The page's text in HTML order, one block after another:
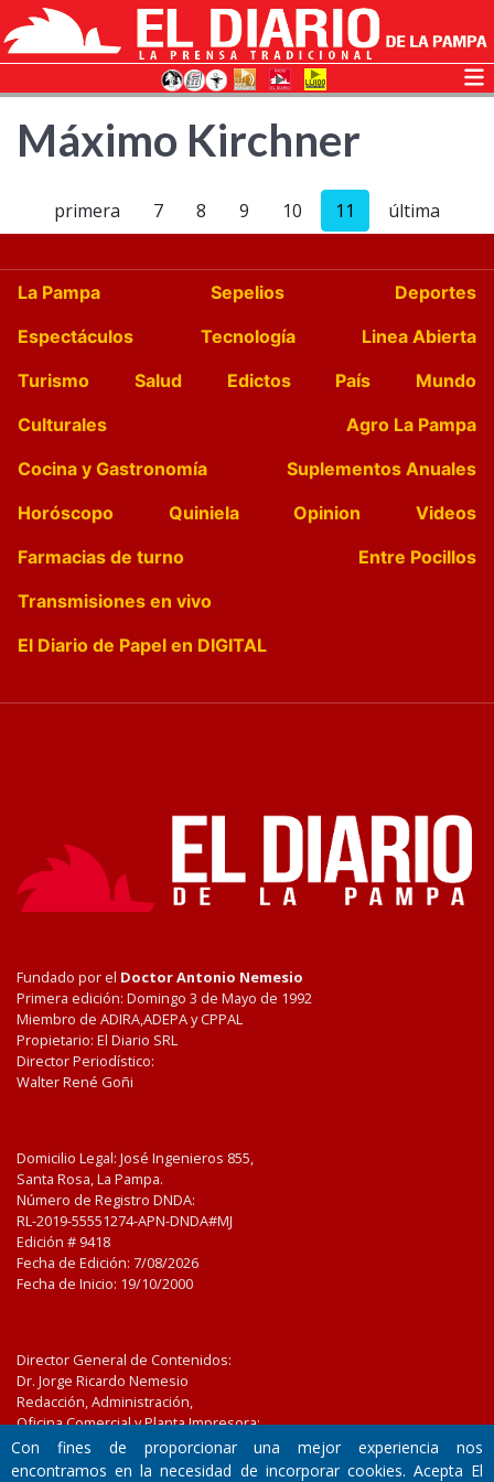
Máximo Kirchner
primera 7 8 9 10 11 última
La Pampa Sepelios
Deportes
Espectáculos
Tecnología
Linea Abierta
Turismo
Salud Edictos País
Mundo
Culturales
Agro La Pampa
Cocina y Gastronomía
Suplementos Anuales
Horóscopo
Quiniela Opinion
Videos
Farmacias de turno
Entre Pocillos
Transmisiones en vivo
El Diario de Papel en DIGITAL
Fundado por el Doctor Antonio Nemesio
Primera edición: Domingo 3 de Mayo de 1992
Miembro de ADIRA,ADEPA y CPPAL
Propietario: El Diario SRL
Director Periodístico:
Walter René Goñi
Domicilio Legal: José Ingenieros 855,
Santa Rosa, La Pampa.
Número de Registro DNDA:
RL-2019-55551274-APN-DNDA#MJ
Edición # 9418
Fecha de Edición: 7/08/2026
Fecha de Inicio: 19/10/2000
Director General de Contenidos:
Dr. Jorge Ricardo Nemesio
Redacción, Administración,
Oficina Comercial y Planta Impresora:
José Ingenieros 855,
Santa Rosa, La Pampa, Argentina.
Con fines de proporcionar una mejor experiencia nos
encontramos en la necesidad de incorporar cookies. Acepta El